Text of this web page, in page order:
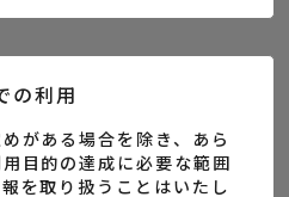
の利用
がある場合を除き、あら
目的の達成に必要な範囲
を取り扱うことはいたし